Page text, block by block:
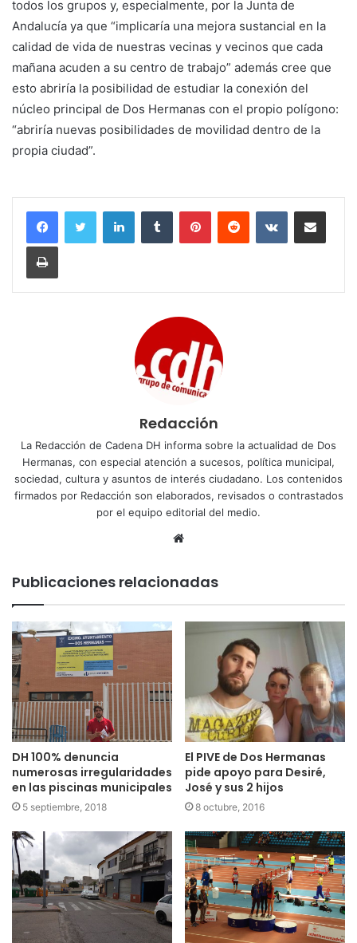
todos los grupos y, especialmente, por la Junta de
Andalucía ya que “implicaría una mejora sustancial en la
calidad de vida de nuestras vecinas y vecinos que cada
mañana acuden a su centro de trabajo” además cree que
esto abriría la posibilidad de estudiar la conexión del
núcleo principal de Dos Hermanas con el propio polígono:
“abriría nuevas posibilidades de movilidad dentro de la
propia ciudad”.
LinkedInTumblr PinterestReddit VKontakteCompartir por
Imprimir
Redacción
La Redacción de Cadena DH informa sobre la actualidad de Dos
Hermanas, con especial atención a sucesos, política municipal,
sociedad, cultura y asuntos de interés ciudadano. Los contenidos
firmados por Redacción son elaborados, revisados o contrastados
por el equipo editorial del medio.
Sitio
Publicaciones relacionadas
DH 100% denuncia
numerosas irregularidades
en las piscinas municipales
5 septiembre, 2018
El PIVE de Dos Hermanas
pide apoyo para Desiré,
José y sus 2 hijos
8 octubre, 2016